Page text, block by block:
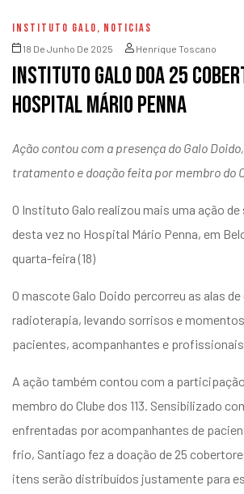
INSTITUTO GALO, NOTICIAS
18 De Junho De 2025 Henrique Toscano
Instituto Galo doa 25
Hospital Mário Penna
Ação contou com a presença do Galo
tratamento e doação feita por membro do
O Instituto Galo realizou mais uma ação de
desta vez no Hospital Mário Penna, em
quarta-feira (18)
O mascote Galo Doido percorreu as alas
radioterapia, levando sorrisos e
pacientes, acompanhantes e profissionais
A ação também contou com a
membro do Clube dos 113. Sensibilizado
enfrentadas por acompanhantes de
frio, Santiago fez a doação de 25
itens serão distribuídos justamente para